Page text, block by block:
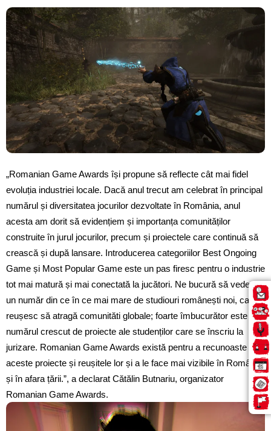
„Romanian Game Awards își propune să reflecte cât mai fidel
evoluția industriei locale. Dacă anul trecut am celebrat în principal
numărul și diversitatea jocurilor dezvoltate în România, anul
acesta am dorit să evidențiem și importanța comunităților
construite în jurul jocurilor, precum și proiectele care continuă să
crească și după lansare. Introducerea categoriilor Best Ongoing
Game și Most Popular Game este un pas firesc pentru o industrie
tot mai matură și mai conectată la jucători. Ne bucură să vedem
un număr din ce în ce mai mare de studiouri românești noi, care
reușesc să atragă comunităti globale; foarte îmbucurător este și
numărul crescut de proiecte ale studenților care se înscriu la
jurizare. Romanian Game Awards există pentru a recunoaste
aceste proiecte și reușitele lor și a le face mai vizibile în România
și în afara țării.”, a declarat Cătălin Butnariu, organizator
Romanian Game Awards.